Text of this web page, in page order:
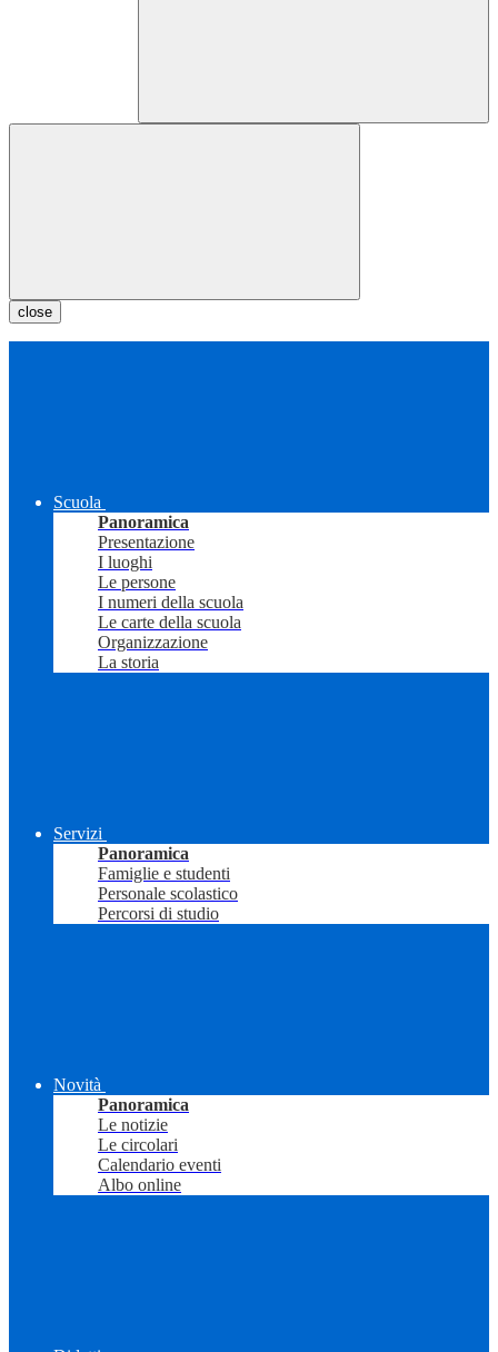
close
Scuola
Panoramica
Presentazione
I luoghi
Le persone
I numeri della scuola
Le carte della scuola
Organizzazione
La storia
Servizi
Panoramica
Famiglie e studenti
Personale scolastico
Percorsi di studio
Novità
Panoramica
Le notizie
Le circolari
Calendario eventi
Albo online